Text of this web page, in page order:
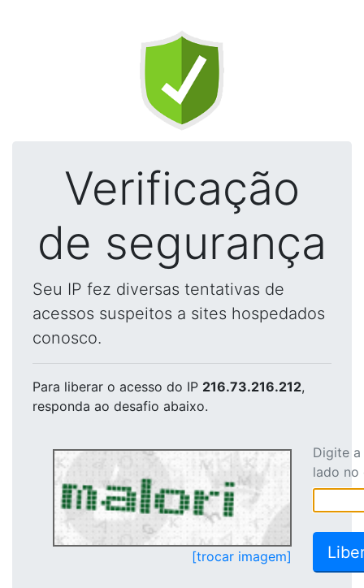
Verificação
de segurança
Seu IP fez diversas tentativas de
acessos suspeitos a sites hospedados
conosco.
Para liberar o acesso do IP 216.73.216.212,
responda ao desafio abaixo.
[trocar imagem]
Digite
lado no